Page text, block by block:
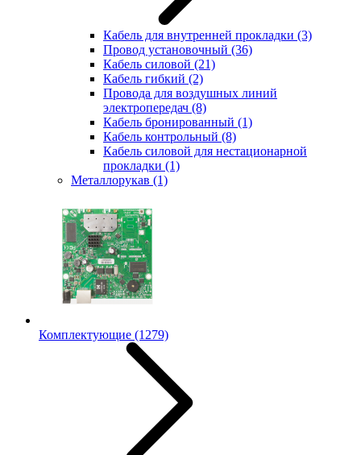
Кабель для внутренней прокладки (3)
Провод установочный (36)
Кабель силовой (21)
Кабель гибкий (2)
Провода для воздушных линий
электропередач (8)
Кабель бронированный (1)
Кабель контрольный (8)
Кабель силовой для нестационарной
прокладки (1)
Металлорукав (1)
Комплектующие (1279)